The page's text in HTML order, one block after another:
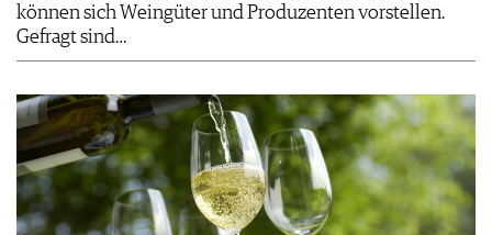
können sich Weingüter und Produzenten vorstellen.
Gefragt sind…